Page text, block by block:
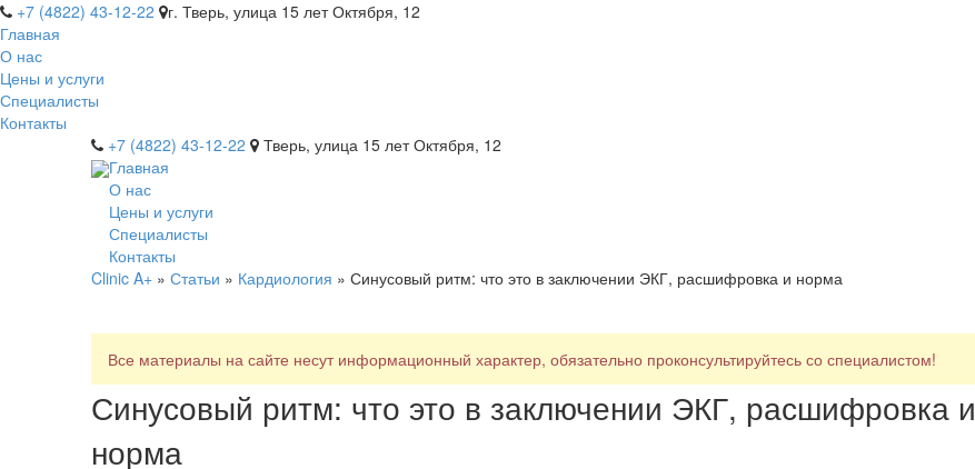
+7 (4822) 43-12-22
г. Тверь, улица 15 лет Октября, 12
Главная
О нас
Цены и услуги
Специалисты
Контакты
+7 (4822) 43-12-22
Тверь, улица 15 лет Октября, 12
Главная
О нас
Цены и услуги
Специалисты
Контакты
Clinic A+ » Статьи » Кардиология » Синусовый ритм: что это в заключении ЭКГ, расшифровка и норма
Все материалы на сайте несут информационный характер, обязательно проконсультируйтесь со специалистом!
Синусовый ритм: что это в заключении ЭКГ, расшифровка и
норма